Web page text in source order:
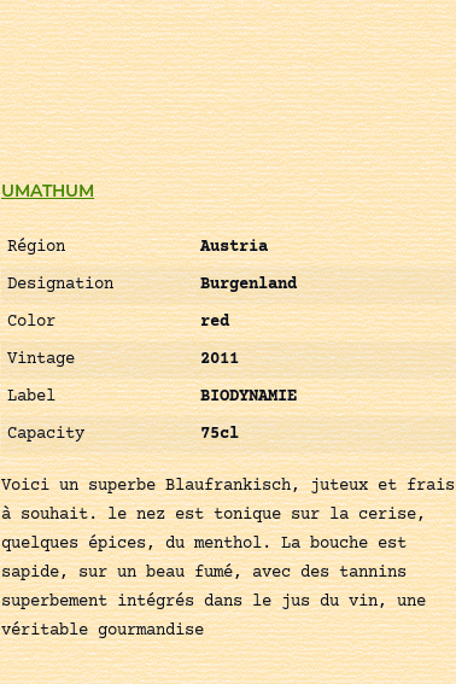
UMATHUM
Région
Austria
Designation
Burgenland
Color
red
Vintage
2011
Label
BIODYNAMIE
Capacity
75cl
Voici un superbe Blaufrankisch, juteux et frais
à souhait. le nez est tonique sur la cerise,
quelques épices, du menthol. La bouche est
sapide, sur un beau fumé, avec des tannins
superbement intégrés dans le jus du vin, une
véritable gourmandise